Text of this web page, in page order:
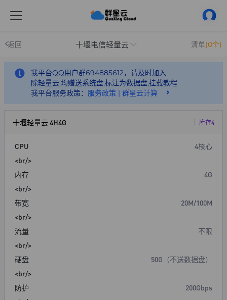
返回 十堰电信轻量云 清单(0个)
我平台QQ用户群694885612，请及时加入
除轻量云,均赠送系统盘,标注为数据盘,挂载教程
我平台服务政策： 服务政策 | 群星云计算
十堰轻量云 4H4G 库存4
CPU
4核心
<br/>
内存
4G
<br/>
带宽
20M/100M
<br/>
流量
不限
<br/>
硬盘
50G（不送数据盘）
<br/>
防护
200Gbps